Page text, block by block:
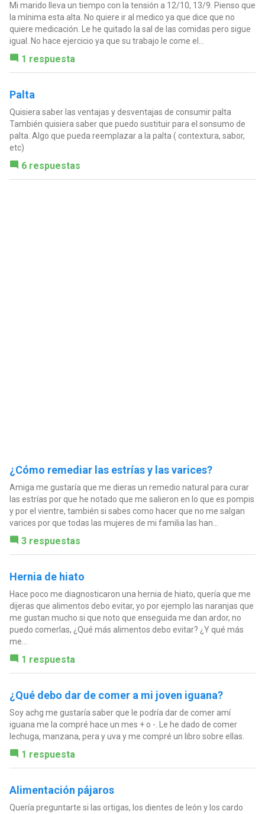
Mi marido lleva un tiempo con la tensión a 12/10, 13/9. Pienso que
la mínima esta alta. No quiere ir al medico ya que dice que no
quiere medicación. Le he quitado la sal de las comidas pero sigue
igual. No hace ejercicio ya que su trabajo le come el...
1 respuesta
Palta
Quisiera saber las ventajas y desventajas de consumir palta
También quisiera saber que puedo sustituir para el sonsumo de
palta. Algo que pueda reemplazar a la palta ( contextura, sabor,
etc)
6 respuestas
¿Cómo remediar las estrías y las varices?
Amiga me gustaría que me dieras un remedio natural para curar
las estrías por que he notado que me salieron en lo que es pompis
y por el vientre, también si sabes como hacer que no me salgan
varices por que todas las mujeres de mi familia las han...
3 respuestas
Hernia de hiato
Hace poco me diagnosticaron una hernia de hiato, quería que me
dijeras que alimentos debo evitar, yo por ejemplo las naranjas que
me gustan mucho si que noto que enseguida me dan ardor, no
puedo comerlas, ¿Qué más alimentos debo evitar? ¿Y qué más
me...
1 respuesta
¿Qué debo dar de comer a mi joven iguana?
Soy achg me gustaría saber que le podría dar de comer amí
iguana me la compré hace un mes + o -. Le he dado de comer
lechuga, manzana, pera y uva y me compré un libro sobre ellas.
1 respuesta
Alimentación pájaros
Quería preguntarte si las ortigas, los dientes de león y los cardo